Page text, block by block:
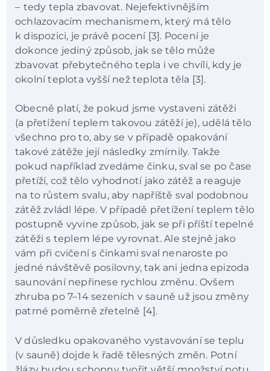
–⁠⁠⁠⁠⁠⁠ tedy tepla zbavovat. Nejefektivnějším
ochlazovacím mechanismem, který má tělo
k dispozici, je právě pocení [3]. Pocení je
dokonce jediný způsob, jak se tělo může
zbavovat přebytečného tepla i ve chvíli, kdy je
okolní teplota vyšší než teplota těla [3].
Obecně platí, že pokud jsme vystaveni zátěži
(a přetížení teplem takovou zátěží je), udělá tělo
všechno pro to, aby se v případě opakování
takové zátěže její následky zmírnily. Takže
pokud například zvedáme činku, sval se po čase
přetíží, což tělo vyhodnotí jako zátěž a reaguje
na to růstem svalu, aby napříště sval podobnou
zátěž zvládl lépe. V případě přetížení teplem tělo
postupně vyvine způsob, jak se při příští tepelné
zátěži s teplem lépe vyrovnat. Ale stejně jako
vám při cvičení s činkami sval nenaroste po
jedné návštěvě posilovny, tak ani jedna epizoda
saunování nepřinese rychlou změnu. Ovšem
zhruba po 7–⁠⁠⁠⁠⁠14 sezeních v sauně už jsou změny
patrné poměrně zřetelně [4].
V důsledku opakovaného vystavování se teplu
(v sauně) dojde k řadě tělesných změn. Potní